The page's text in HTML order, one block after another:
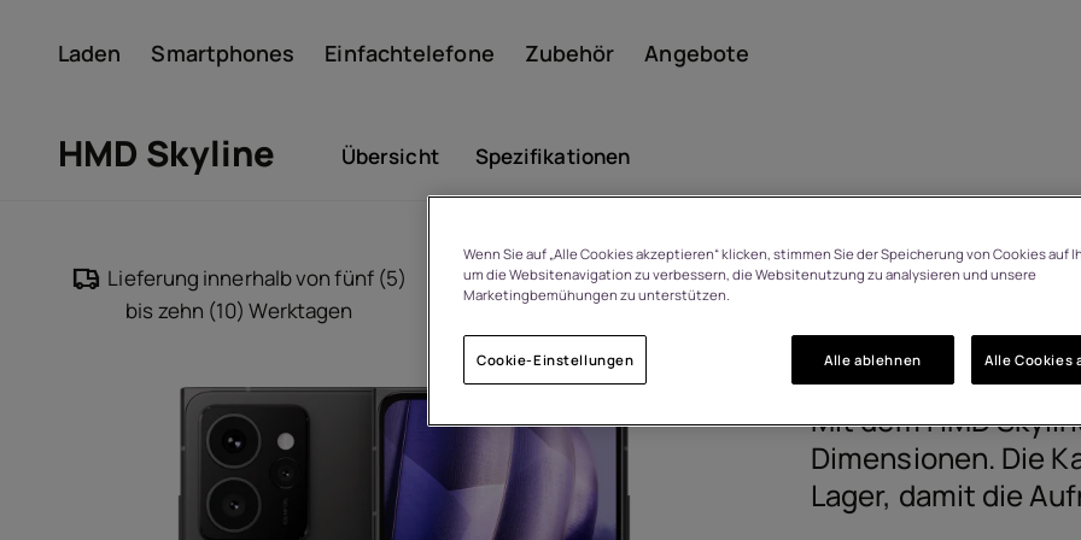
Laden Smartphones Einfachtelefone Zubehör Angebote
Um
Geräterecycling
HMD Skyline Übersicht Spezifikationen
Lieferung innerhalb von fünf (5)
bis zehn (10) Werktagen
14 Tage Rückgaberecht bei
Meinungsänderung
HMD Skyline
HQ50200045XB0
Mit dem HMD
Dimensionen. Die
Lager, damit die
Wenn Sie auf „Alle Cookies akzeptieren“ klicken, stimmen Sie der Speicherung von Cookies auf
um die Websitenavigation zu verbessern, die Websitenutzung zu analysieren und unsere
Marketingbemühungen zu unterstützen.
Cookie-Einstellungen Alle ablehnen Alle Cookies